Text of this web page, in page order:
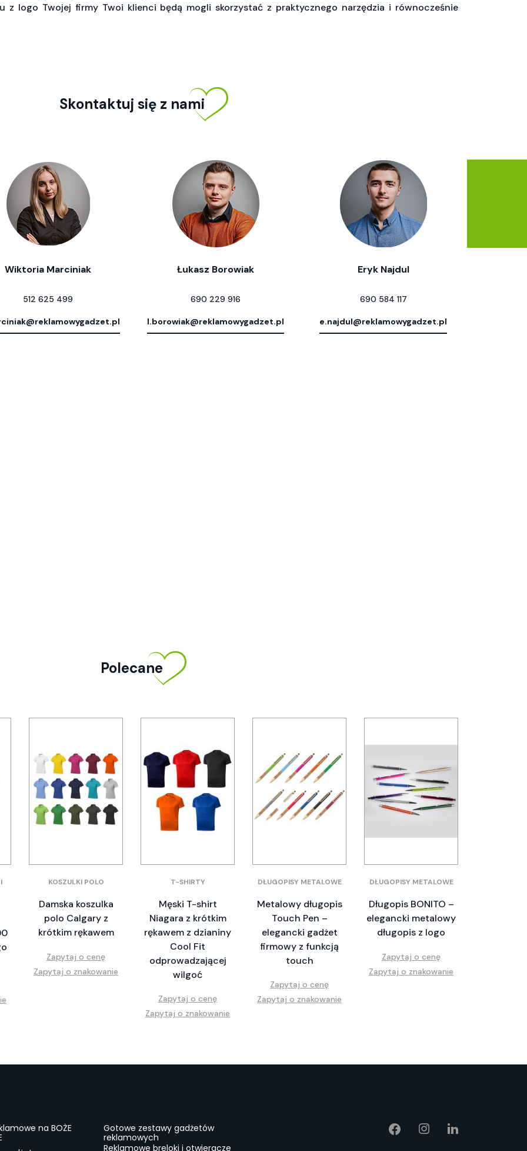
z logo Twojej firmy Twoi klienci będą mogli skorzystać z praktycznego narzędzia i równocześnie
Skontaktuj się z nami
Wiktoria Marciniak
512 625 499
Łukasz Borowiak
690 229 916
l.borowiak@reklamowygadzet.pl
Eryk Najdul
690 584 117
e.najdul@reklamowygadzet.pl
Polecane
KOSZULKI POLO
Damska koszulka
polo Calgary z
krótkim rękawem
Zapytaj o cenę
Zapytaj o znakowanie
T-SHIRTY
Męski T-shirt
Niagara z krótkim
rękawem z dzianiny
Cool Fit
odprowadzającej
wilgoć
Zapytaj o cenę
Zapytaj o znakowanie
DŁUGOPISY METALOWE
Metalowy długopis
Touch Pen –
elegancki gadżet
firmowy z funkcją
touch
Zapytaj o cenę
Zapytaj o znakowanie
DŁUGOPISY METALOWE
Długopis BONITO –
elegancki metalowy
długopis z logo
Zapytaj o cenę
Zapytaj o znakowanie
na BOŻE
Gotowe zestawy gadżetów
reklamowych
Reklamowe breloki i otwieracze